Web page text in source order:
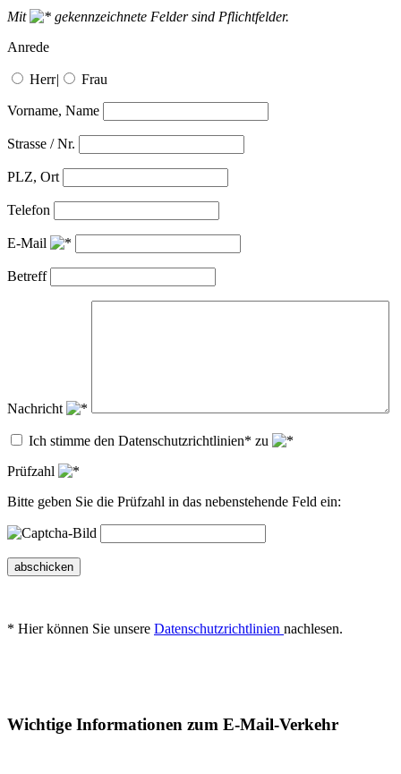
Mit
gekennzeichnete Felder sind Pflichtfelder.
Anrede
Herr| Frau
Vorname, Name
Strasse / Nr.
PLZ, Ort
Telefon
E-Mail
Betreff
Nachricht
Ich stimme den Datenschutzrichtlinien* zu
Prüfzahl
Bitte geben Sie die Prüfzahl in das nebenstehende Feld ein:
abschicken
* Hier können Sie unsere Datenschutzrichtlinien nachlesen.
Wichtige Informationen zum E-Mail-Verkehr